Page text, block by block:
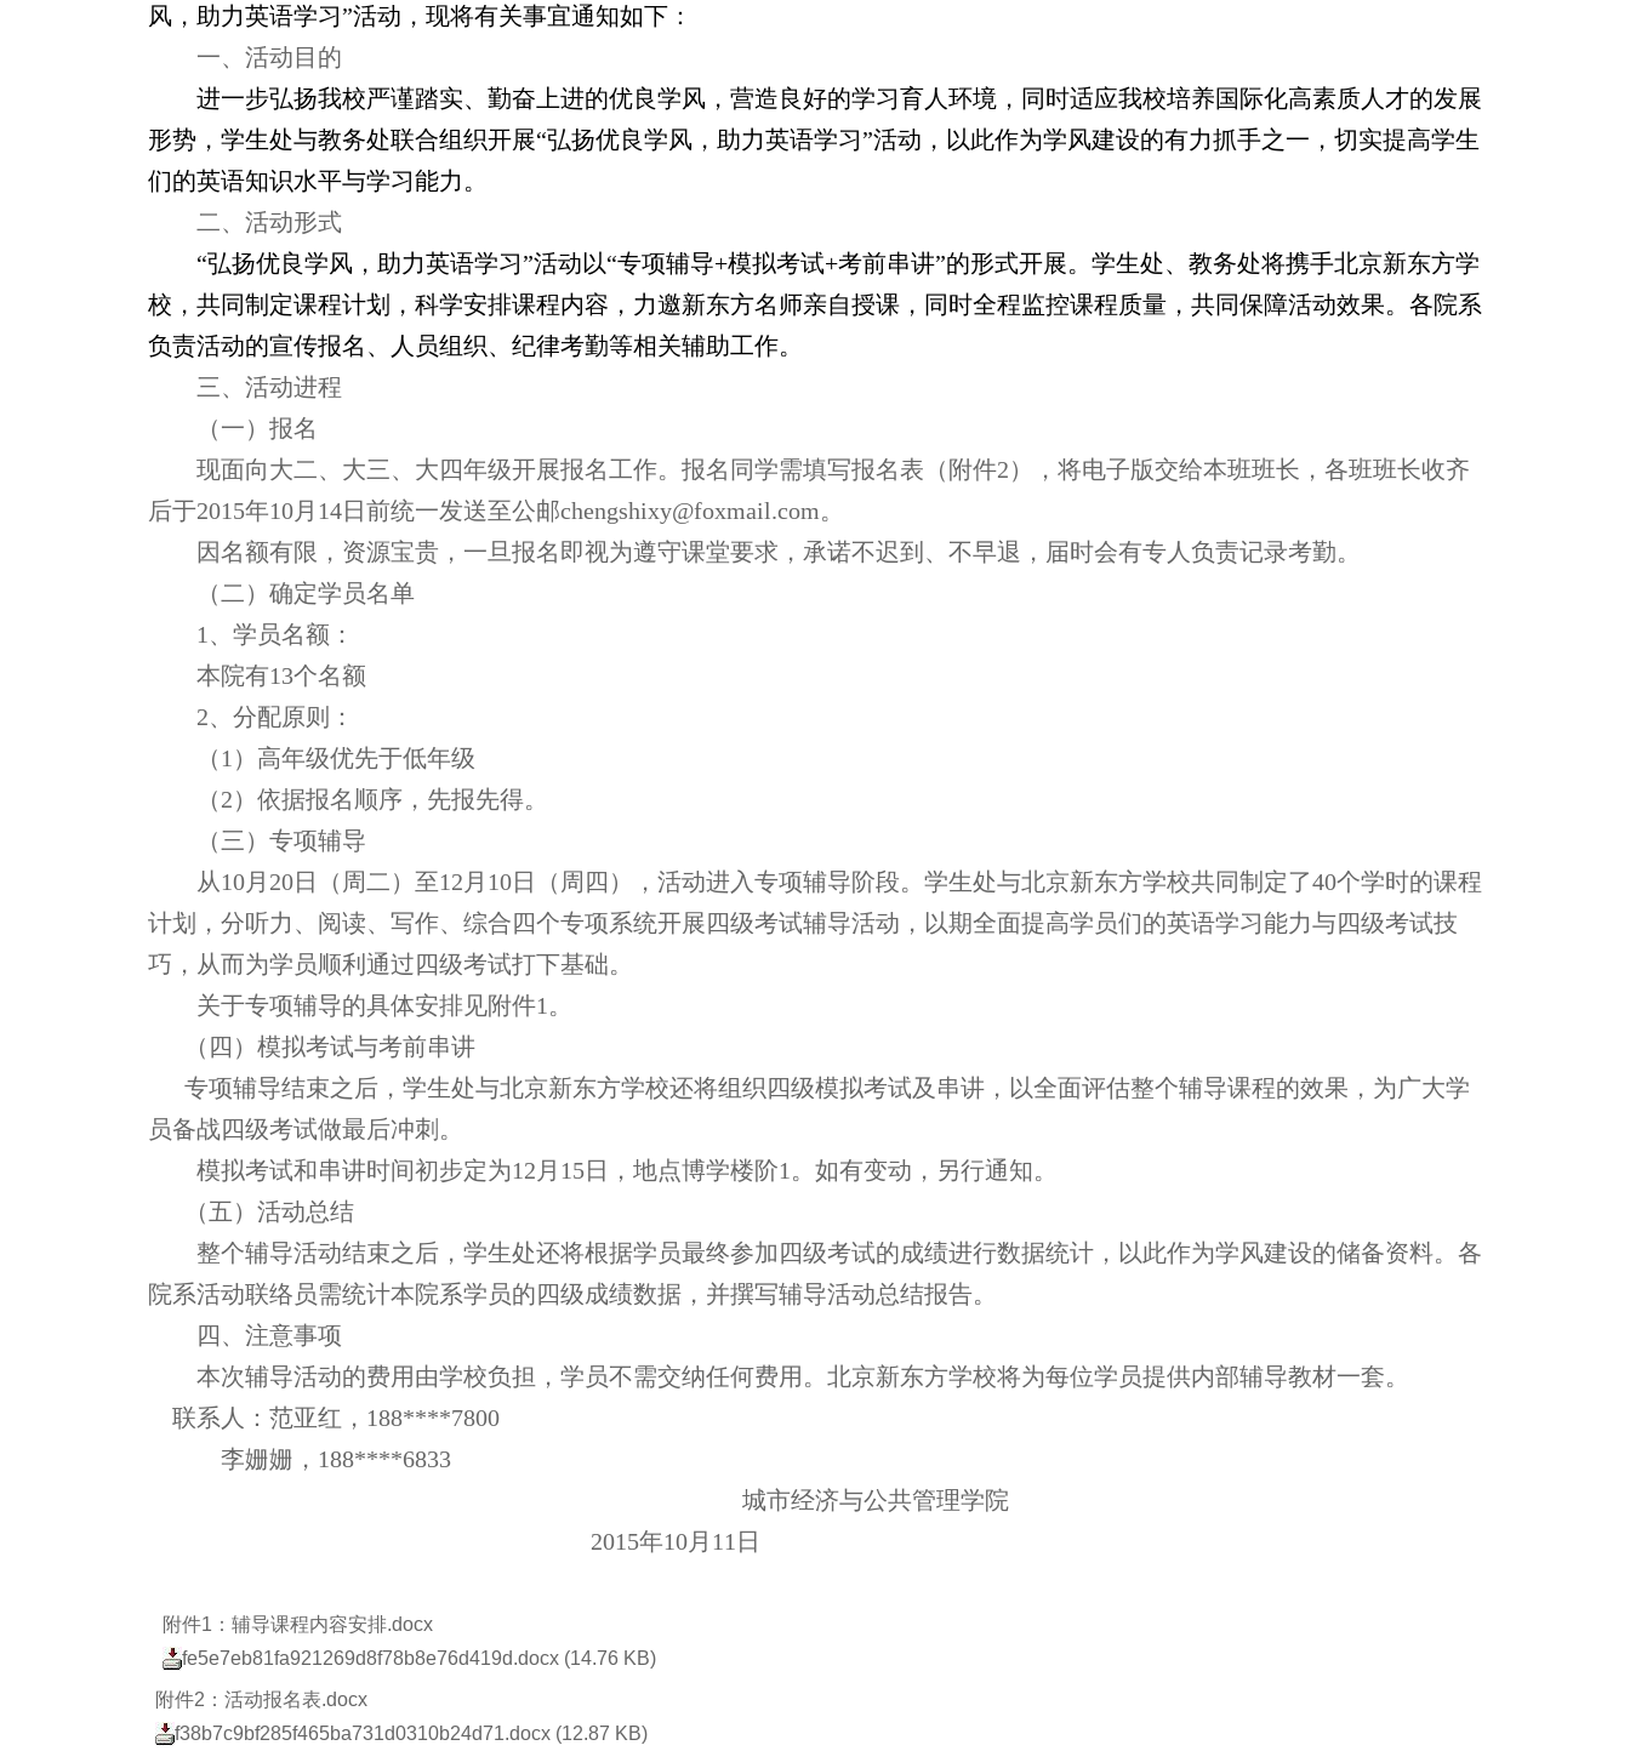
风，助力英语学习”活动，现将有关事宜通知如下：
一、活动目的
进一步弘扬我校严谨踏实、勤奋上进的优良学风，营造良好的学习育人环境，同时适应我校培养国际化高素质人才的发展
形势，学生处与教务处联合组织开展“弘扬优良学风，助力英语学习”活动，以此作为学风建设的有力抓手之一，切实提高学生
们的英语知识水平与学习能力。
二、活动形式
“弘扬优良学风，助力英语学习”活动以“专项辅导+模拟考试+考前串讲”的形式开展。学生处、教务处将携手北京新东方学
校，共同制定课程计划，科学安排课程内容，力邀新东方名师亲自授课，同时全程监控课程质量，共同保障活动效果。各院系
负责活动的宣传报名、人员组织、纪律考勤等相关辅助工作。
三、活动进程
（一）报名
现面向大二、大三、大四年级开展报名工作。 报名同学需填写报名表（附件2），将电子版交给本班班长， 各班班长收齐
后于2015年10月14日前统一发送至公邮chengshixy@foxmail.com。
因名额有限，资源宝贵，一旦报名即视为遵守课堂要求，承诺不迟到、不早退，届时会有专人负责记录考勤。
（二）确定学员名单
1 、学员名额：
本院有13个名额
2、分配原则：
（ 1 ）高年级优先于低年级
（2）依据报名顺序，先报先得。
（三）专项辅导
从 10月 20日（周二）至12 月 10日（周四），活动进入专项辅导阶段。学生处与北京新东方学校共同制定了40个学时的课程
计划，分听力、阅读、写作、综合四个专项系统开展四级考试辅导活动，以期全面提高学员们的英语学习能力与四级考试技
巧，从而为学员顺利通过四级考试打下基础。
关于专项辅导的具体安排见附件1 。
（四）模拟考试与考前串讲
专项辅导结束之后，学生处与北京新东方学校还将组织四级模拟考试及串讲，以全面评估整个辅导课程的效果，为广大学
员备战四级考试做最后冲刺。
模拟考试和串讲时间初步定为12 月 15日，地点博学楼阶1 。如有变动，另行通知。
（五）活动总结
整个辅导活动结束之后，学生处还将根据学员最终参加四级考试的成绩进行数据统计，以此作为学风建设的储备资料。各
院系活动联络员需统计本院系学员的四级成绩数据，并撰写辅导活动总结报告。
四、注意事项
本次辅导活动的费用由学校负担，学员不需交纳任何费用。北京新东方学校将为每位学员提供内部辅导教材一套。
联系人：范亚红， 188****7800
李姗姗， 188****6833
城市经济与公共管理学院
2015年10月 11日
附件1：辅导课程内容安排.docx
fe5e7eb81fa921269d8f78b8e76d419d.docx (14.76 KB)
附件2：活动报名表.docx
f38b7c9bf285f465ba731d0310b24d71.docx (12.87 KB)